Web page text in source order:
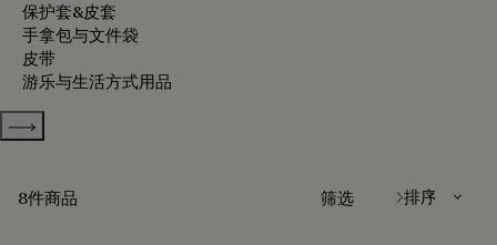
保护套&皮套
手拿包与文件袋
皮带
游乐与生活方式用品
Show more categories
8件商品 筛选